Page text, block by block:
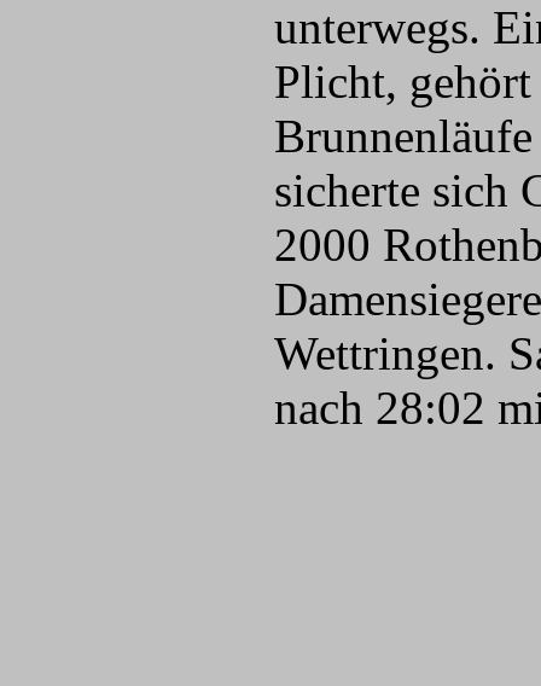
unterwegs.
Plicht, gehört
sicherte sich
2000
Wettringen.
nach 28:02